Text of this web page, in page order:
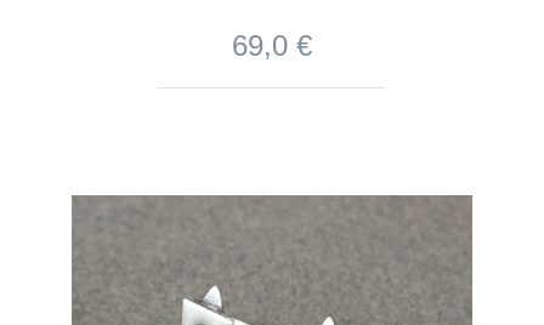
69,0 €